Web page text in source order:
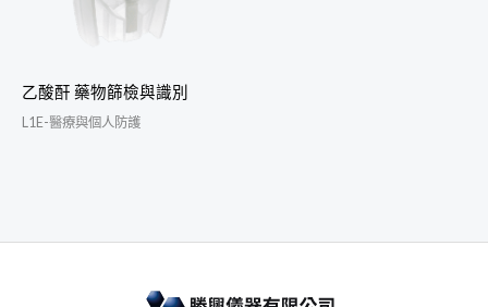
乙酸酐 藥物篩檢與識別
L1E-醫療與個人防護